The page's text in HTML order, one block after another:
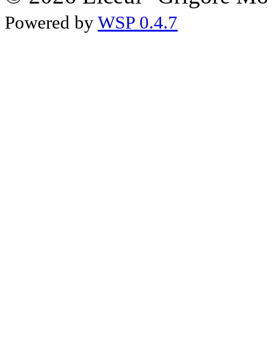
Powered by WSP 0.4.7